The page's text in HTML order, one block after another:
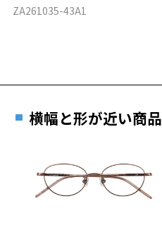
ZA261035-43A1
横幅と形が近い商品